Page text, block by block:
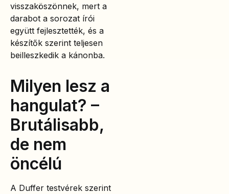
visszaköszönnek, mert a
darabot a sorozat írói
együtt fejlesztették, és a
készítők szerint teljesen
beilleszkedik a kánonba.
Milyen lesz a
hangulat? –
Brutálisabb,
de nem
öncélú
A Duffer testvérek szerint